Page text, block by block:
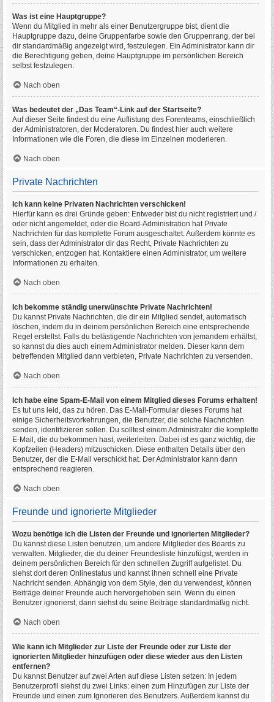
Was ist eine Hauptgruppe?
Wenn du Mitglied in mehr als einer Benutzergruppe bist, dient die
Hauptgruppe dazu, deine Gruppenfarbe sowie den Gruppenrang, der bei
dir standardmäßig angezeigt wird, festzulegen. Ein Administrator kann dir
die Berechtigung geben, deine Hauptgruppe im persönlichen Bereich
selbst festzulegen.
Nach oben
Was bedeutet der „Das Team“-Link auf der Startseite?
Auf dieser Seite findest du eine Auflistung des Forenteams, einschließlich
der Administratoren, der Moderatoren. Du findest hier auch weitere
Informationen wie die Foren, die diese im Einzelnen moderieren.
Nach oben
Private Nachrichten
Ich kann keine Privaten Nachrichten verschicken!
Hierfür kann es drei Gründe geben: Entweder bist du nicht registriert und /
oder nicht angemeldet, oder die Board-Administration hat Private
Nachrichten für das komplette Forum ausgeschaltet. Außerdem könnte es
sein, dass der Administrator dir das Recht, Private Nachrichten zu
verschicken, entzogen hat. Kontaktiere einen Administrator, um weitere
Informationen zu erhalten.
Nach oben
Ich bekomme ständig unerwünschte Private Nachrichten!
Du kannst Private Nachrichten, die dir ein Mitglied sendet, automatisch
löschen, indem du in deinem persönlichen Bereich eine entsprechende
Regel erstellst. Falls du belästigende Nachrichten von jemandem erhältst,
so kannst du dies auch einem Administrator melden. Dieser kann dem
betreffenden Mitglied dann verbieten, Private Nachrichten zu versenden.
Nach oben
Ich habe eine Spam-E-Mail von einem Mitglied dieses Forums erhalten!
Es tut uns leid, das zu hören. Das E-Mail-Formular dieses Forums hat
einige Sicherheitsvorkehrungen, die Benutzer, die solche Nachrichten
senden, identifizieren sollen. Du solltest einem Administrator die komplette
E-Mail, die du bekommen hast, weiterleiten. Dabei ist es ganz wichtig, die
Kopfzeilen (Headers) mitzuschicken. Diese enthalten Details über den
Benutzer, der die E-Mail verschickt hat. Der Administrator kann dann
entsprechend reagieren.
Nach oben
Freunde und ignorierte Mitglieder
Wozu benötige ich die Listen der Freunde und ignorierten Mitglieder?
Du kannst diese Listen benutzen, um andere Mitglieder des Boards zu
verwalten. Mitglieder, die du deiner Freundesliste hinzufügst, werden in
deinem persönlichen Bereich für den schnellen Zugriff aufgelistet. Du
siehst dort deren Onlinestatus und kannst ihnen schnell eine Private
Nachricht senden. Abhängig von dem Style, den du verwendest, können
Beiträge deiner Freunde auch hervorgehoben sein. Wenn du einen
Benutzer ignorierst, dann siehst du seine Beiträge standardmäßig nicht.
Nach oben
Wie kann ich Mitglieder zur Liste der Freunde oder zur Liste der
ignorierten Mitglieder hinzufügen oder diese wieder aus den Listen
entfernen?
Du kannst Benutzer auf zwei Arten auf diese Listen setzen: In jedem
Benutzerprofil siehst du zwei Links: einen zum Hinzufügen zur Liste der
Freunde und einen zum Ignorieren des Benutzers. Außerdem kannst du